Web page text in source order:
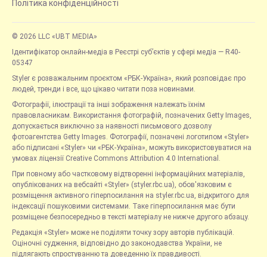
Політика конфіденційності
© 2026 LLC «UBT MEDIA»
Ідентифікатор онлайн-медіа в Реєстрі суб’єктів у сфері медіа — R40-
05347
Styler є розважальним проєктом «РБК-Україна», який розповідає про
людей, тренди і все, що цікаво читати поза новинами.
Фотографії, ілюстрації та інші зображення належать їхнім
правовласникам. Використання фотографій, позначених Getty Images,
допускається виключно за наявності письмового дозволу
фотоагентства Getty Images. Фотографії, позначені логотипом «Styler»
або підписані «Styler» чи «РБК-Україна», можуть використовуватися на
умовах ліцензії Creative Commons Attribution 4.0 International.
При повному або частковому відтворенні інформаційних матеріалів,
опублікованих на вебсайті «Styler» (styler.rbc.ua), обов'язковим є
розміщення активного гіперпосилання на styler.rbc.ua, відкритого для
індексації пошуковими системами. Таке гіперпосилання має бути
розміщене безпосередньо в тексті матеріалу не нижче другого абзацу.
Редакція «Styler» може не поділяти точку зору авторів публікацій.
Оціночні судження, відповідно до законодавства України, не
підлягають спростуванню та доведенню їх правдивості.